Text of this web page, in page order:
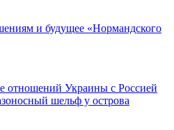
и будущее «Нормандского
отношений Украины с Россией
шельф у острова